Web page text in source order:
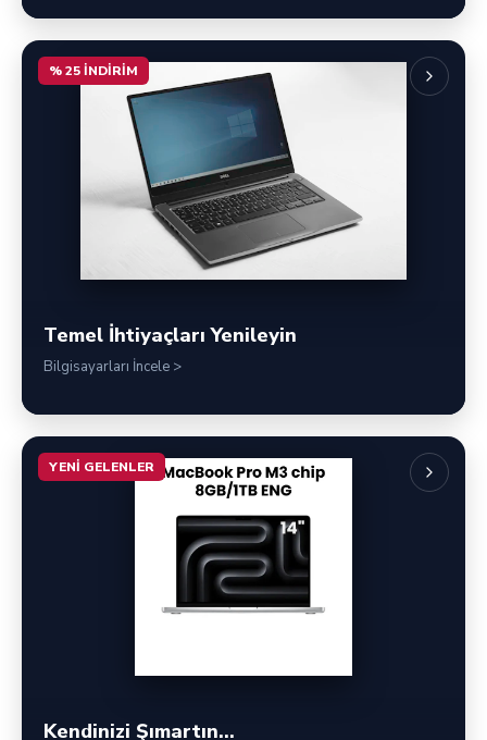
% 25 INDIRIM
Temel İhtiyaçları Yenileyin
Bilgisayarları İncele >
YENI GELENLER
Kendinizi Şımartın...